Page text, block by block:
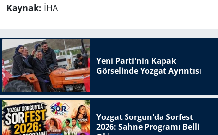
Kaynak: İHA
Yeni Parti'nin Kapak
Görselinde Yozgat Ayrıntısı
Yozgat Sorgun'da Sorfest
2026: Sahne Programı Belli